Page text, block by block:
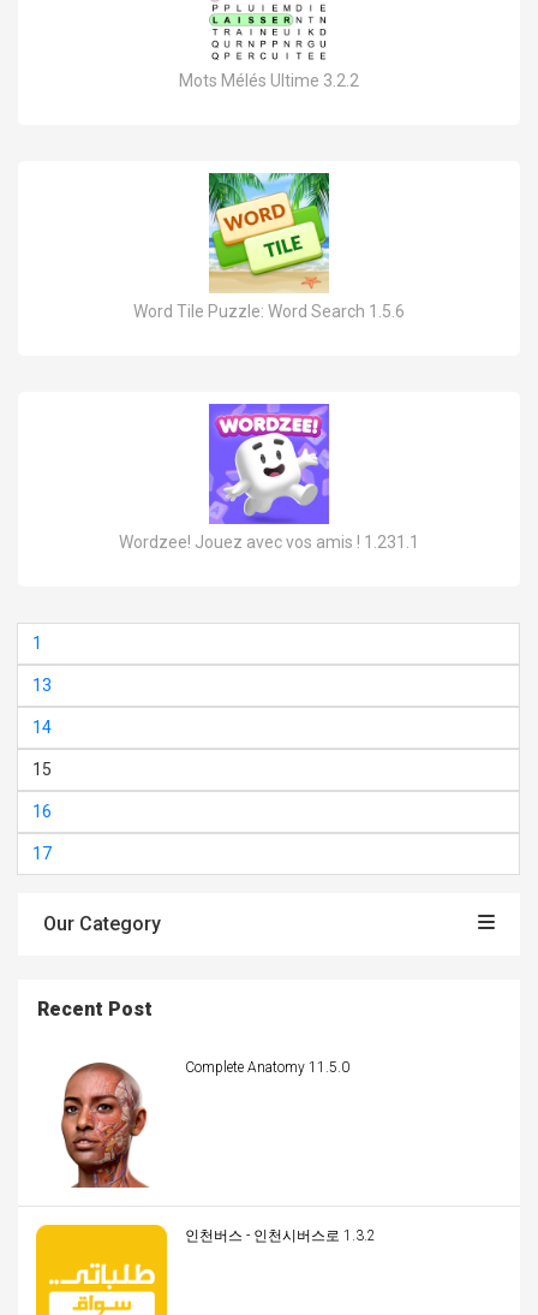
Mots Mélés Ultime 3.2.2
Word Tile Puzzle: Word Search 1.5.6
Wordzee! Jouez avec vos amis ! 1.231.1
1
13
14
15
16
17
Our Category
Recent Post
Complete Anatomy 11.5.0
인천버스 - 인천시버스로 1.3.2